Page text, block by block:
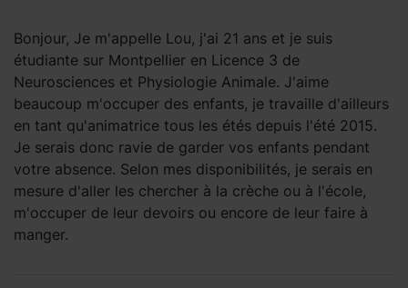
Bonjour, Je m'appelle Lou, j'ai 21 ans et je suis
étudiante sur Montpellier en Licence 3 de
Neurosciences et Physiologie Animale. J'aime
beaucoup m'occuper des enfants, je travaille d'ailleurs
en tant qu'animatrice tous les étés depuis l'été 2015.
Je serais donc ravie de garder vos enfants pendant
votre absence. Selon mes disponibilités, je serais en
mesure d'aller les chercher à la crèche ou à l'école,
m'occuper de leur devoirs ou encore de leur faire à
manger.